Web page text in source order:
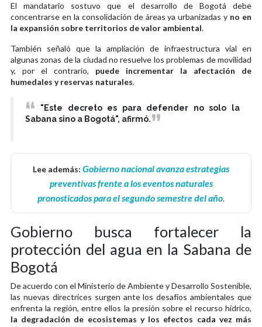
El mandatario sostuvo que el desarrollo de Bogotá debe
concentrarse en la consolidación de áreas ya urbanizadas y no en
la expansión sobre territorios de valor ambiental.
También señaló que la ampliación de infraestructura vial en
algunas zonas de la ciudad no resuelve los problemas de movilidad
y, por el contrario, puede incrementar la afectación de
humedales y reservas naturales.
"Este decreto es para defender no solo la
Sabana sino a Bogotá", afirmó.
Lee además: Gobierno nacional avanza estrategias
preventivas frente a los eventos naturales
pronosticados para el segundo semestre del año.
Gobierno busca fortalecer la
protección del agua en la Sabana de
Bogotá
De acuerdo con el Ministerio de Ambiente y Desarrollo Sostenible,
las nuevas directrices surgen ante los desafíos ambientales que
enfrenta la región, entre ellos la presión sobre el recurso hídrico,
la degradación de ecosistemas y los efectos cada vez más